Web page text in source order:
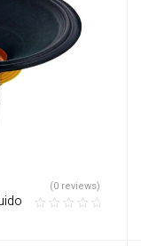
(0 reviews)